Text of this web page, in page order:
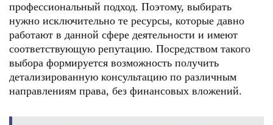
профессиональный подход. Поэтому, выбирать
нужно исключительно те ресурсы, которые давно
работают в данной сфере деятельности и имеют
соответствующую репутацию. Посредством такого
выбора формируется возможность получить
детализированную консультацию по различным
направлениям права, без финансовых вложений.